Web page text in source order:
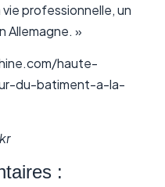
professionnelle, un
Allemagne. »
haute-
du-batiment-a-la-
: